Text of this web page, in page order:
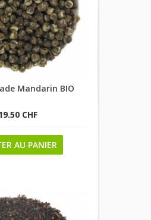
Mandarin BIO
CHF
AU PANIER